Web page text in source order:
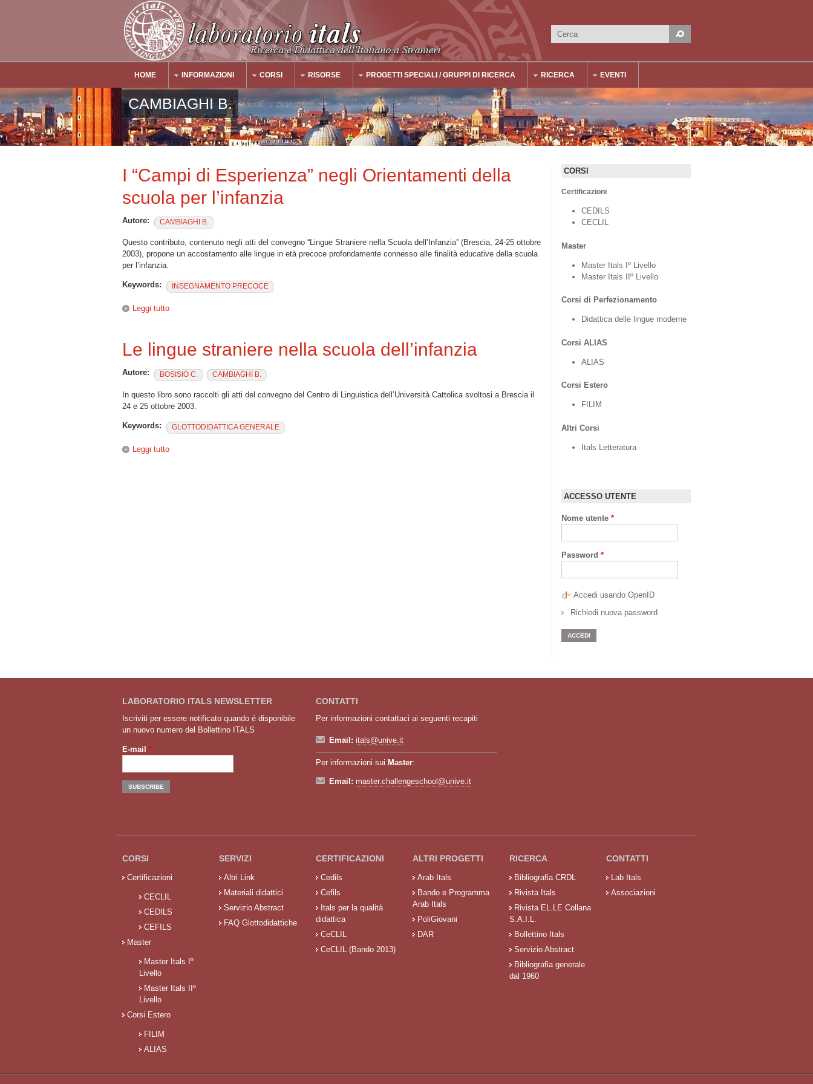
Form di ricerca
Cerca
Main Menu
HOME INFORMAZIONI CORSI RISORSE PROGETTI SPECIALI / GRUPPI DI RICERCA RICERCA EVENTI
CAMBIAGHI B.
I “Campi di Esperienza” negli Orientamenti della
scuola per l’infanzia
Autore: CAMBIAGHI B.
Questo contributo, contenuto negli atti del convegno “Lingue Straniere nella Scuola dell’Infanzia” (Brescia, 24-25 ottobre
2003), propone un accostamento alle lingue in età precoce profondamente connesso alle finalità educative della scuola
per l’infanzia.
Keywords: INSEGNAMENTO PRECOCE
Leggi tutto
Le lingue straniere nella scuola dell’infanzia
Autore: BOSISIO C. CAMBIAGHI B.
In questo libro sono raccolti gli atti del convegno del Centro di Linguistica dell’Università Cattolica svoltosi a Brescia il
24 e 25 ottobre 2003.
Keywords: GLOTTODIDATTICA GENERALE
Leggi tutto
CORSI
Certificazioni
CEDILS
CECLIL
Master
Master Itals Iº Livello
Master Itals IIº Livello
Corsi di Perfezionamento
Didattica delle lingue moderne
Corsi ALIAS
ALIAS
Corsi Estero
FILIM
Altri Corsi
Itals Letteratura
ACCESSO UTENTE
Nome utente *
Password *
Accedi usando OpenID
Richiedi nuova password
LABORATORIO ITALS NEWSLETTER
Iscriviti per essere notificato quando é disponibile
un nuovo numero del Bollettino ITALS
E-mail *
CONTATTI
Per informazioni contattaci ai seguenti recapiti
Email: itals@unive.it
Per informazioni sui Master:
Email: master.challengeschool@unive.it
CORSI
Certificazioni
CECLIL
CEDILS
CEFILS
Master
Master Itals Iº
Livello
Master Itals IIº
Livello
Corsi Estero
FILIM
ALIAS
SERVIZI
Altri Link
Materiali didattici
Servizio Abstract
FAQ Glottodidattiche
CERTIFICAZIONI
Cedils
Cefils
Itals per la qualità
didattica
CeCLIL
CeCLIL (Bando 2013)
ALTRI PROGETTI
Arab Itals
Bando e Programma
Arab Itals
PoliGiovani
DAR
RICERCA
Bibliografia CRDL
Rivista Itals
Rivista EL.LE Collana
S.A.I.L.
Bollettino Itals
Servizio Abstract
Bibliografia generale
dal 1960
CONTATTI
Lab Itals
Associazioni